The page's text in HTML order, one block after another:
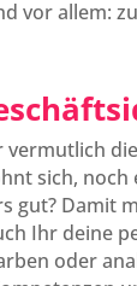
vor allem:
sich,
gut? Damit
Ihr deine
oder